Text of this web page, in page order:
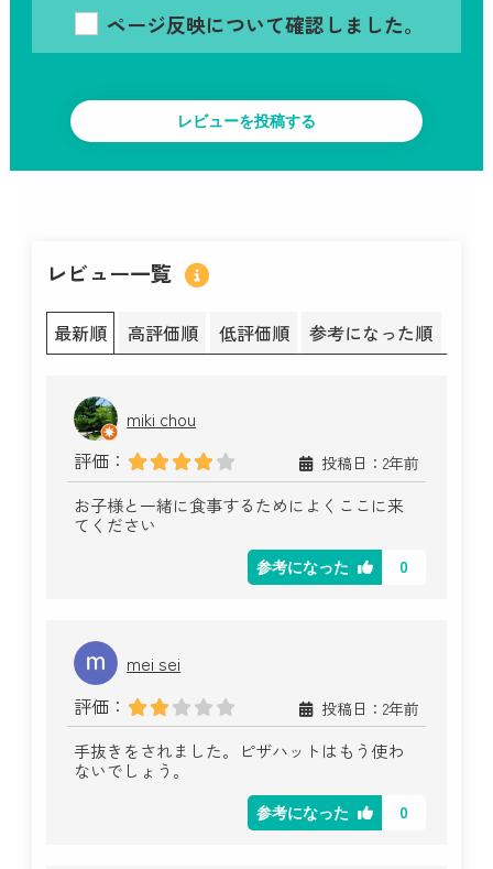
ページ反映について確認しました。
レビュー一覧
最新順 高評価順 低評価順 参考になった順
miki chou
評価：
投稿日：2年前
お子様と一緒に食事するためによくここに来
てください
参考になった 0
mei sei
評価：
投稿日：2年前
手抜きをされました。ピザハットはもう使わ
ないでしょう。
参考になった 0